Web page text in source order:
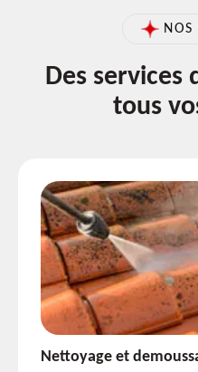
NOS
Des services
tous
Etanchéité toiture 33